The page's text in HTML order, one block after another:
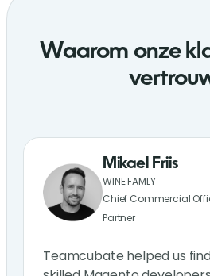
Waarom onze
Mikael Friis
WINE FAMLY
Chief Commercial
Partner
Teamcubate helped us